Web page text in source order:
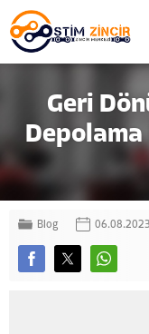
Geri
Depolama
Blog 06.08.2023